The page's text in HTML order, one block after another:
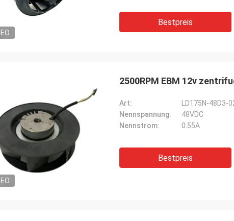
Andry Andika
zu den
gute Fertigungsstraße, dauerhaft
Markieren Sie
OFAN'-Produkte sind so
Qualität, diese ist viel
Spitzenprodukt
Bestpreis
2500RPM EBM 12v
Art:
LD175N-48D3-
Nennspannung:
48VDC
Nennstrom:
0.55A
Bestpreis